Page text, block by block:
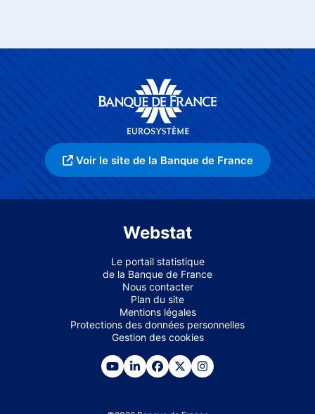
Voir le site de la Banque de France
Webstat
Le portail statistique
de la Banque de France
Nous contacter
Plan du site
Mentions légales
Protections des données personnelles
Gestion des cookies